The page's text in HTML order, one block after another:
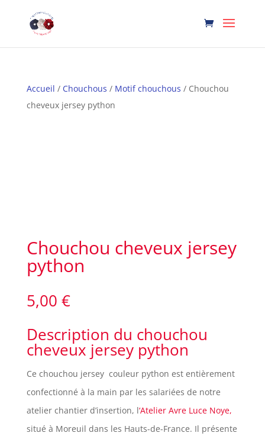
Accueil / Chouchous / Motif chouchous / Chouchou
cheveux jersey python
Chouchou cheveux jersey
python
5,00 €
Description du chouchou
cheveux jersey python
Ce chouchou jersey couleur python est entièrement
confectionné à la main par les salariées de notre
atelier chantier d’insertion, l‘Atelier Avre Luce Noye,
situé à Moreuil dans les Hauts-de-France. Il présente